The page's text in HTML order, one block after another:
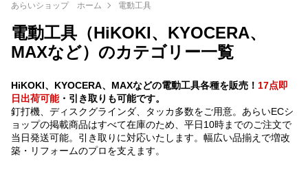
あらいショップ ホーム 電動工具
電動工具（HiKOKI、KYOCERA、
MAXなど）のカテゴリー一覧
HiKOKI、KYOCERA、MAXなどの電動工具各種を販売！ 17点即
日出荷可能・引き取りも可能です。
釘打機、ディスクグラインダ、タッカ多数をご用意。あらいECシ
ョップの掲載商品はすべて在庫のため、平日10時までのご注文で
当日発送可能。引き取りに対応いたします。幅広い品揃えで増改
築・リフォームのプロを支えます。